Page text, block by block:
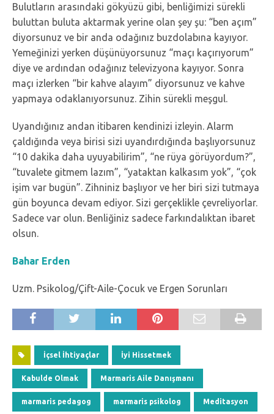
Bulutların arasındaki gökyüzü gibi, benliğimizi sürekli
buluttan buluta aktarmak yerine olan şey şu: “ben açım”
diyorsunuz ve bir anda odağınız buzdolabına kayıyor.
Yemeğinizi yerken düşünüyorsunuz “maçı kaçırıyorum”
diye ve ardından odağınız televizyona kayıyor. Sonra
maçı izlerken “bir kahve alayım” diyorsunuz ve kahve
yapmaya odaklanıyorsunuz. Zihin sürekli meşgul.
Uyandığınız andan itibaren kendinizi izleyin. Alarm
çaldığında veya birisi sizi uyandırdığında başlıyorsunuz
“10 dakika daha uyuyabilirim”, “ne rüya görüyordum?”,
“tuvalete gitmem lazım”, “yataktan kalkasım yok”, “çok
işim var bugün”. Zihniniz başlıyor ve her biri sizi tutmaya
gün boyunca devam ediyor. Sizi gerçeklikle çevreliyorlar.
Sadece var olun. Benliğiniz sadece farkındalıktan ibaret
olsun.
Bahar Erden
Uzm. Psikolog/Çift-Aile-Çocuk ve Ergen Sorunları
İçsel İhtiyaçlar İyi Hissetmek
Kabulde Olmak Marmaris Aile Danışmanı
marmaris pedagog marmaris psikolog Meditasyon